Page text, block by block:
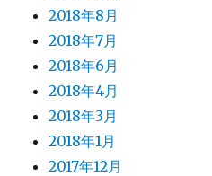
2018年8月
2018年7月
2018年6月
2018年4月
2018年3月
2018年1月
2017年12月